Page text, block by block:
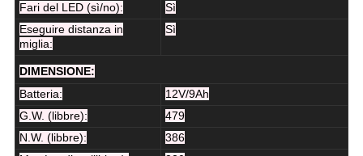
Fari del LED (sì/no):
Sì
Eseguire distanza in
miglia:
Sì
DIMENSIONE:
Batteria:
12V/9Ah
G.W. (libbre):
479
N.W. (libbre):
386